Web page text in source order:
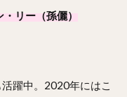
リー（孫儷）
躍中。2020年にはこ